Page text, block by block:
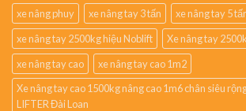
xe nâng phuy
xe nâng tay 3 tấn
xe nâng tay 5
xe nâng tay 2500kg hiệu Noblift
Xe nâng tay
xe nâng tay cao
xe nâng tay cao 1m2
Xe nâng tay cao 1500kg nâng cao 1m6 chân siêu
LIFTER Đài Loan